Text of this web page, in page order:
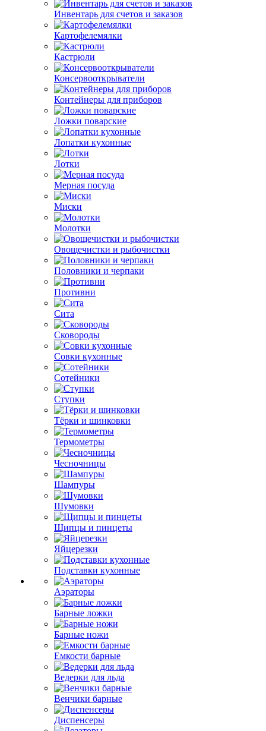
Инвентарь для счетов и заказов
Картофелемялки
Кастрюли
Консервооткрыватели
Контейнеры для приборов
Ложки поварские
Лопатки кухонные
Лотки
Мерная посуда
Миски
Молотки
Овощечистки и рыбочистки
Половники и черпаки
Противни
Сита
Сковороды
Совки кухонные
Сотейники
Ступки
Тёрки и шинковки
Термометры
Чесночницы
Шампуры
Шумовки
Щипцы и пинцеты
Яйцерезки
Подставки кухонные
Аэраторы
Барные ложки
Барные ножи
Емкости барные
Ведерки для льда
Венчики барные
Диспенсеры